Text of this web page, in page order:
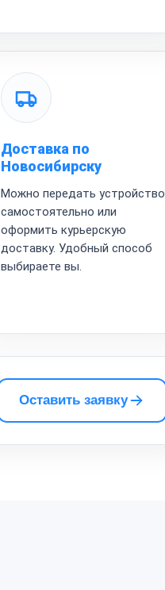
Доставка по
Новосибирску
Можно передать устройство
самостоятельно или
оформить курьерскую
доставку. Удобный способ
выбираете вы.
Оставить заявку